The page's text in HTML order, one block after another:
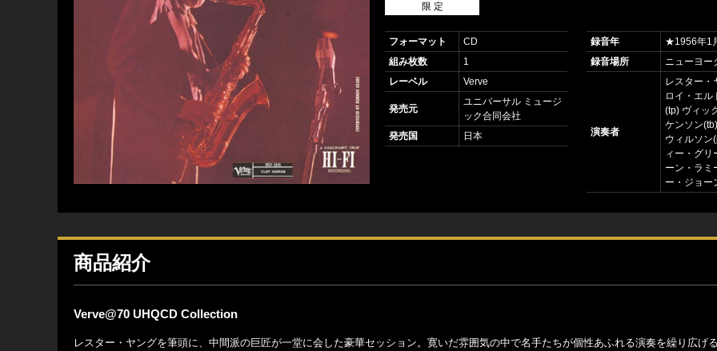
限 定
フォーマット
CD
組み枚数
1
レーベル
Verve
発売元
ユニバーサル ミュージ
ック合同会社
発売国
日本
録音年
★1956年1
録音場所
ニューヨー
演奏者
レスター・
ロイ・エル
(tp) ヴィッ
ケンソン
ウィルソン
ィー・グリ
ーン・ラミ
ー・ジョー
商品紹介
Verve@70 UHQCD Collection
レスター・ヤングを筆頭に、中間派の巨匠が一堂に会した豪華セッション。寛いだ雰囲気の中で名手たちが個性あふれる演奏を繰り広げ